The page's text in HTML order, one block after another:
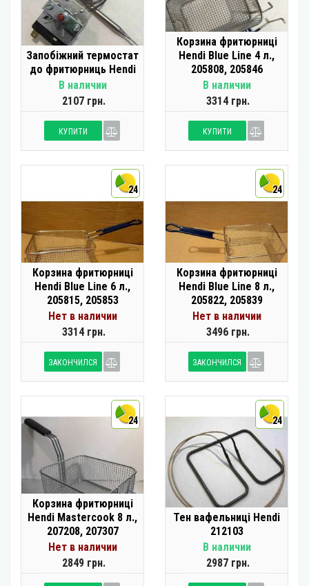
Запобіжний термостат
до фритюрниць Hendi
В наличии
2107 грн.
КУПИТИ
Корзина фритюрниці
Hendi Blue Line 4 л.,
205808, 205846
В наличии
3314 грн.
КУПИТИ
24
Корзина фритюрниці
Hendi Blue Line 6 л.,
205815, 205853
Нет в наличии
3314 грн.
ЗАКОНЧИЛСЯ
24
Корзина фритюрниці
Hendi Blue Line 8 л.,
205822, 205839
Нет в наличии
3496 грн.
ЗАКОНЧИЛСЯ
24
Корзина фритюрниці
Hendi Mastercook 8 л.,
207208, 207307
Нет в наличии
2849 грн.
24
Тен вафельниці Hendi
212103
В наличии
2987 грн.